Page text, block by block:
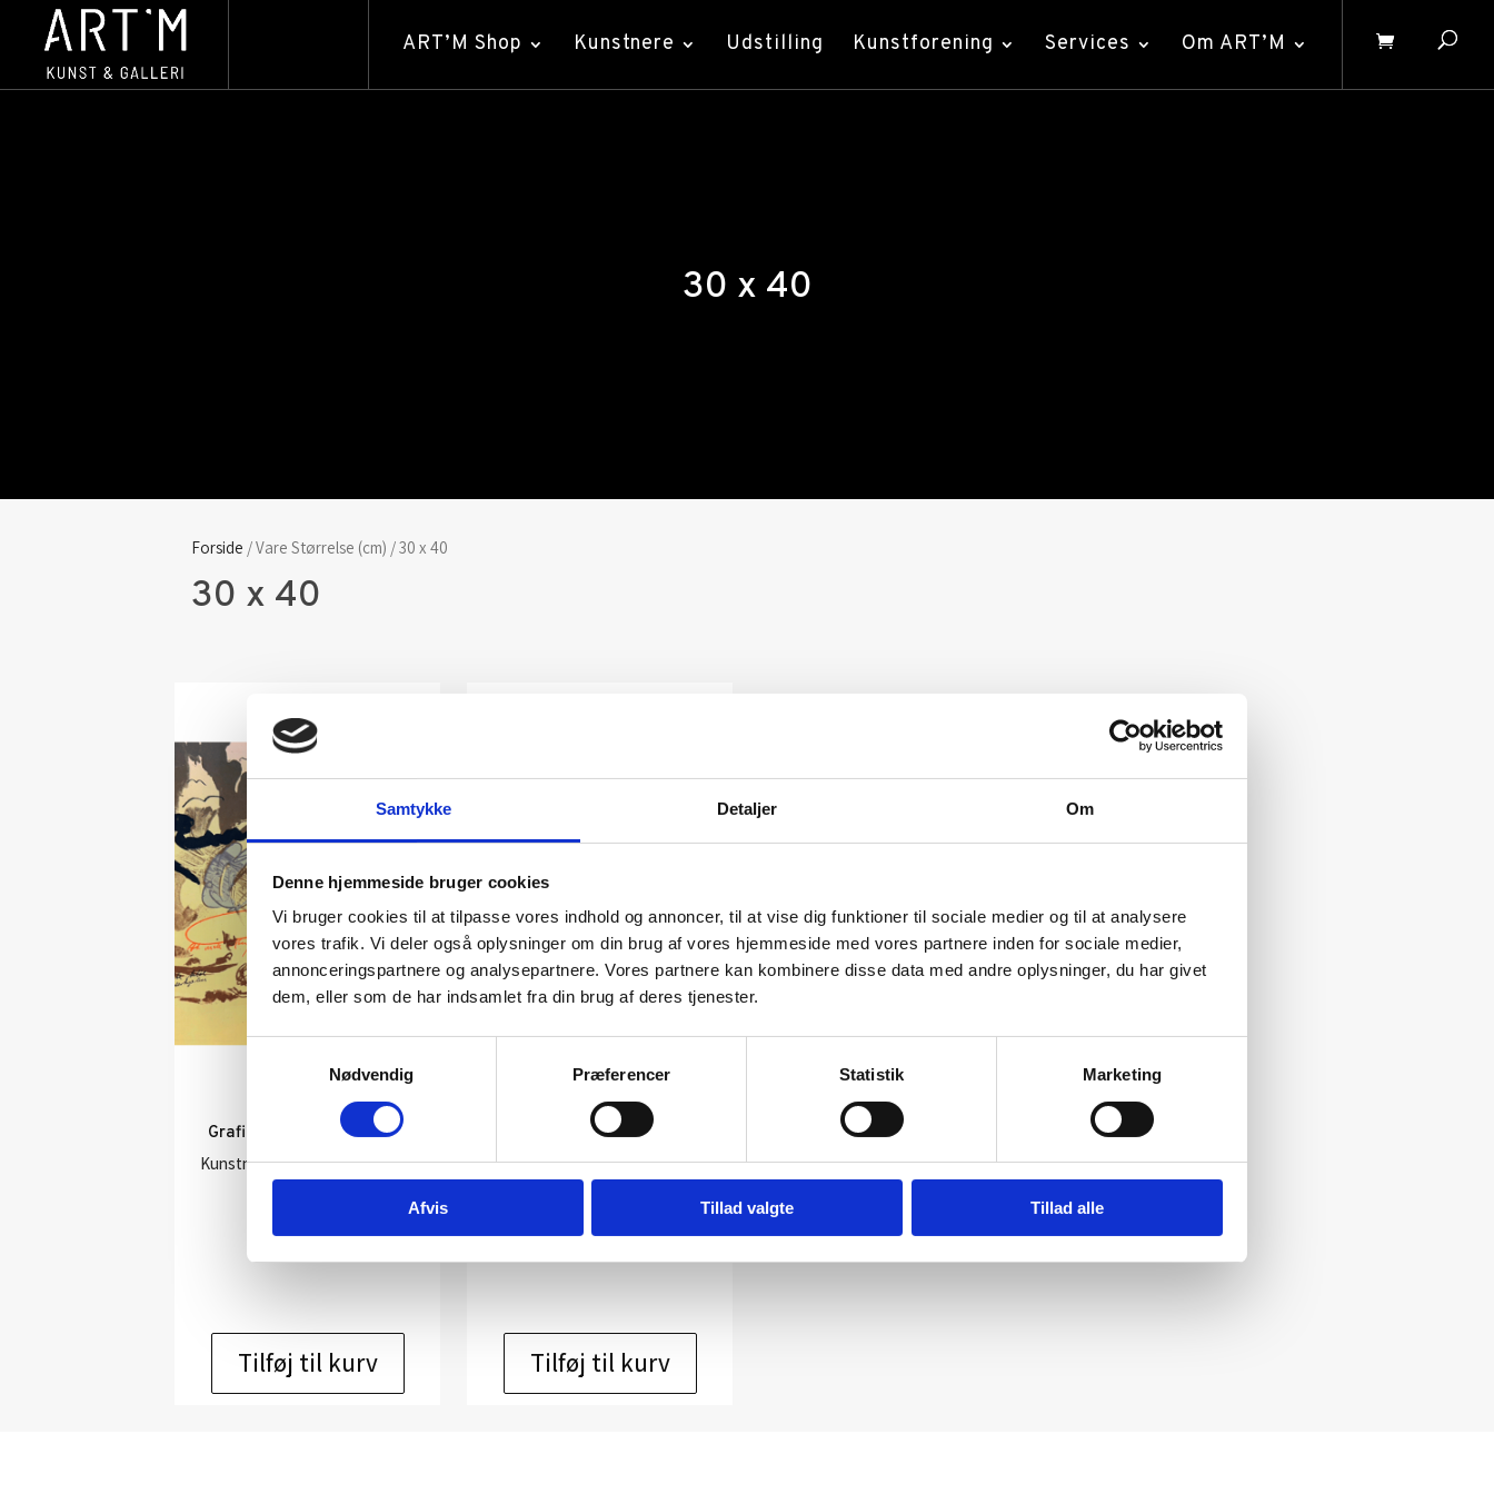
Samtykke Detaljer Om
Denne hjemmeside bruger cookies
Vi bruger cookies til at tilpasse vores indhold og annoncer, til at vise dig funktioner til sociale medier og til at analysere
vores trafik. Vi deler også oplysninger om din brug af vores hjemmeside med vores partnere inden for sociale medier,
annonceringspartnere og analysepartnere. Vores partnere kan kombinere disse data med andre oplysninger, du har givet
dem, eller som de har indsamlet fra din brug af deres tjenester.
Samtykkevalg
Nødvendig
Præferencer Statistik Marketing
Afvis Tillad valgte Tillad alle
ART’M Shop Kunstnere Udstilling Kunstforening Services Om ART’M
30 x 40
Forside / Vare Størrelse (cm) / 30 x 40
30 x 40
Grafik af Henrik Have: u/t
Kunstner: Henrik Have – grafik
Tilføj til kurv
Grafik af Henrik Have: u/t
Kunstner: Henrik Have – grafik
950,00
Tilføj til kurv